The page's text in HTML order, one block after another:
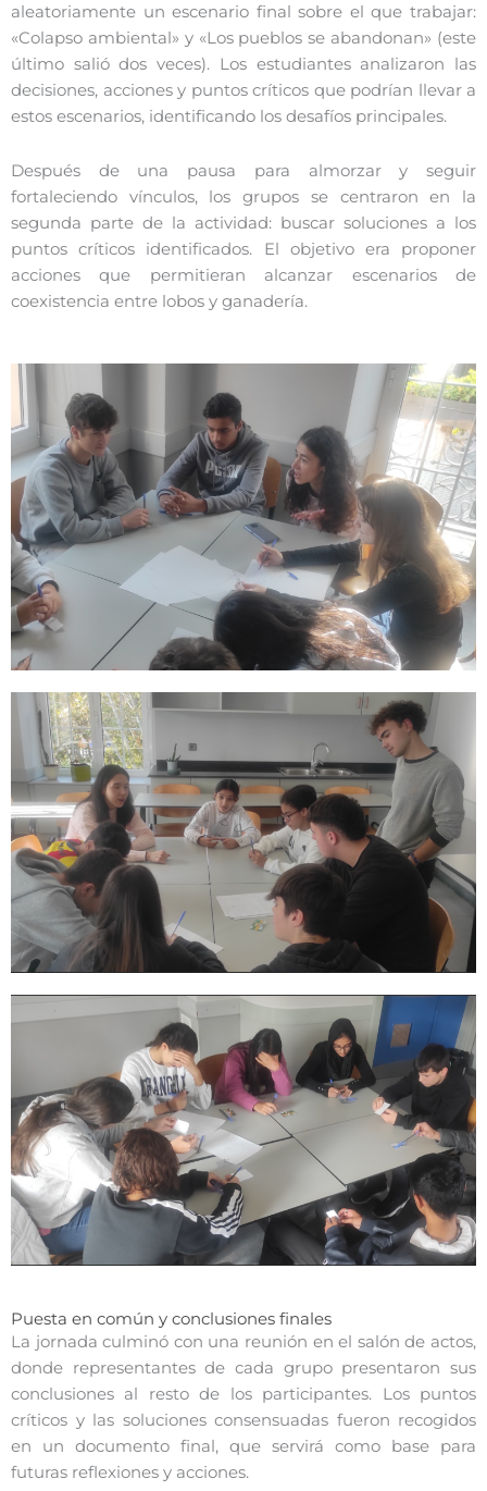
aleatoriamente un escenario final sobre el que trabajar:
«Colapso ambiental» y «Los pueblos se abandonan» (este
último salió dos veces). Los estudiantes analizaron las
decisiones, acciones y puntos críticos que podrían llevar a
estos escenarios, identificando los desafíos principales.
Después de una pausa para almorzar y seguir
fortaleciendo vínculos, los grupos se centraron en la
segunda parte de la actividad: buscar soluciones a los
puntos críticos identificados. El objetivo era proponer
acciones que permitieran alcanzar escenarios de
coexistencia entre lobos y ganadería.
Puesta en común y conclusiones finales
La jornada culminó con una reunión en el salón de actos,
donde representantes de cada grupo presentaron sus
conclusiones al resto de los participantes. Los puntos
críticos y las soluciones consensuadas fueron recogidos
en un documento final, que servirá como base para
futuras reflexiones y acciones.